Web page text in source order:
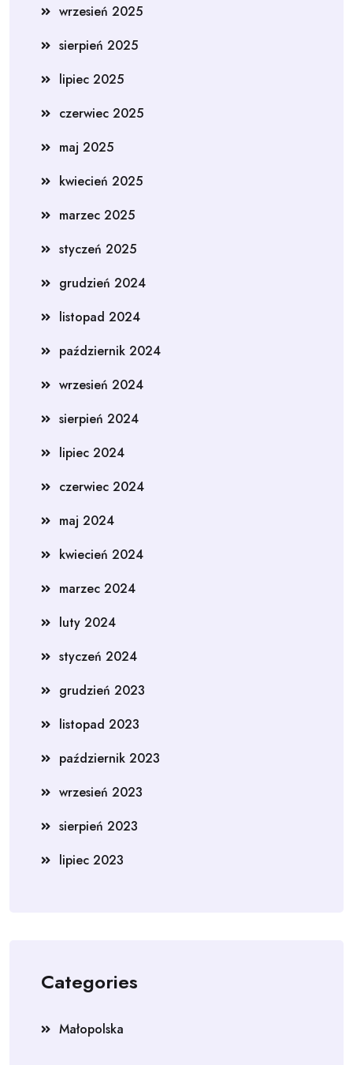
wrzesień 2025
sierpień 2025
lipiec 2025
czerwiec 2025
maj 2025
kwiecień 2025
marzec 2025
styczeń 2025
grudzień 2024
listopad 2024
październik 2024
wrzesień 2024
sierpień 2024
lipiec 2024
czerwiec 2024
maj 2024
kwiecień 2024
marzec 2024
luty 2024
styczeń 2024
grudzień 2023
listopad 2023
październik 2023
wrzesień 2023
sierpień 2023
lipiec 2023
Categories
Małopolska